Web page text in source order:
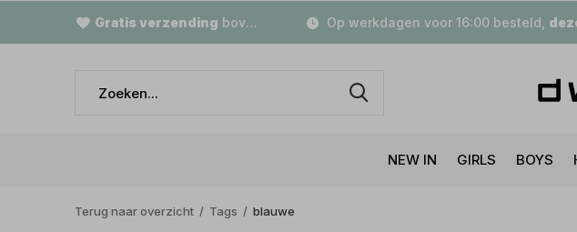
NEW IN GIRLS BOYS
Gratis verzending boven €79,- Op werkdagen voor 16:00 besteld,
Terug naar overzicht Tags blauwe